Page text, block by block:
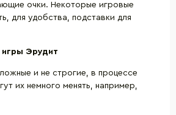
очки. Некоторые игровые
для удобства, подставки для
игры Эрудит
и не строгие, в процессе
их немного менять, например,